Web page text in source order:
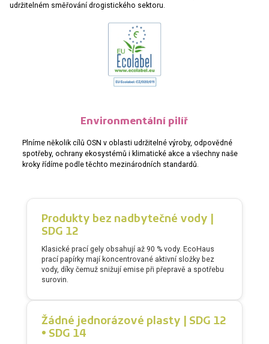
udržitelném směřování drogistického sektoru.
Environmentální pilíř
Plníme několik cílů OSN v oblasti udržitelné výroby, odpovědné
spotřeby, ochrany ekosystémů i klimatické akce a všechny naše
kroky řídíme podle těchto mezinárodních standardů.
Produkty bez nadbytečné vody |
SDG 12
Klasické prací gely obsahují až 90 % vody. EcoHaus
prací papírky mají koncentrované aktivní složky bez
vody, díky čemuž snižují emise při přepravě a spotřebu
surovin.
Žádné jednorázové plasty | SDG 12
• SDG 14